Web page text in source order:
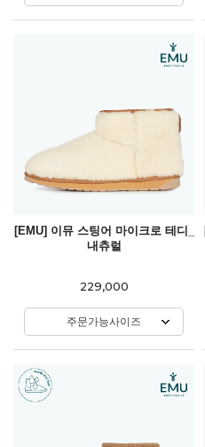
[EMU] 이뮤 스팅어 마이크로 테디_
내츄럴
229,000
주문가능사이즈